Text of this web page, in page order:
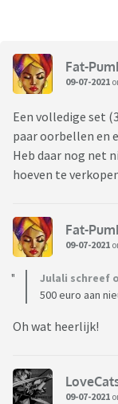
Fat-
09-07-2021
Een volledige set
paar oorbellen en
Heb daar nog net
hoeven te
Fat-
09-07-2021
Julali schreef
500 euro aan
Oh wat heerlijk!
09-07-2021